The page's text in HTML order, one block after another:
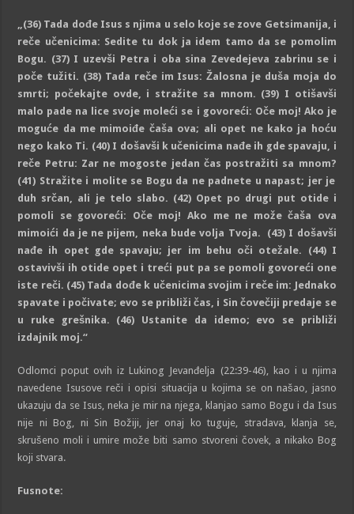
„(36) Tada dođe Isus s njima u selo koje se zove Getsimanija, i
reče učenicima: Sedite tu dok ja idem tamo da se pomolim
Bogu. (37) I uzevši Petra i oba sina Zevedejeva zabrinu se i
poče tužiti. (38) Tada reče im Isus: Žalosna je duša moja do
smrti; počekajte ovde, i stražite sa mnom. (39) I otišavši
malo pade na lice svoje moleći se i govoreći: Oče moj! Ako je
moguće da me mimoiđe čaša ova; ali opet ne kako ja hoću
nego kako Ti. (40) I došavši k učenicima nađe ih gde spavaju, i
reče Petru: Zar ne mogoste jedan čas postražiti sa mnom?
(41) Stražite i molite se Bogu da ne padnete u napast; jer je
duh srčan, ali je telo slabo. (42) Opet po drugi put otide i
pomoli se govoreći: Oče moj! Ako me ne može čaša ova
mimoići da je ne pijem, neka bude volja Tvoja.
(43) I došavši
nađe ih opet gde spavaju; jer im behu oči otežale. (44) I
ostavivši ih otide opet i treći put pa se pomoli govoreći one
iste reči. (45) Tada dođe k učenicima svojim i reče im: Jednako
spavate i počivate; evo se približi čas, i Sin čovečiji predaje se
u ruke grešnika. (46) Ustanite da idemo; evo se približi
izdajnik moj.“
Odlomci poput ovih iz Lukinog Jevanđelja (22:39-46), kao i u njima
navedene Isusove reči i opisi situacija u kojima se on našao, jasno
ukazuju da se Isus, neka je mir na njega, klanjao samo Bogu i da Isus
nije ni Bog, ni Sin Božiji, jer onaj ko tuguje, stradava, klanja se,
skrušeno moli i umire može biti samo stvoreni čovek, a nikako Bog
koji stvara.
Fusnote: